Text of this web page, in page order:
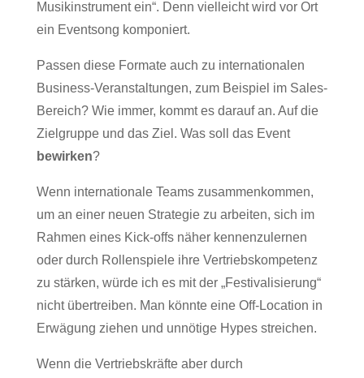
Musikinstrument ein“. Denn vielleicht wird vor Ort
ein Eventsong komponiert.
Passen diese Formate auch zu internationalen
Business-Veranstaltungen, zum Beispiel im Sales-
Bereich? Wie immer, kommt es darauf an. Auf die
Zielgruppe und das Ziel. Was soll das Event
bewirken?
Wenn internationale Teams zusammenkommen,
um an einer neuen Strategie zu arbeiten, sich im
Rahmen eines Kick-offs näher kennenzulernen
oder durch Rollenspiele ihre Vertriebskompetenz
zu stärken, würde ich es mit der „Festivalisierung“
nicht übertreiben. Man könnte eine Off-Location in
Erwägung ziehen und unnötige Hypes streichen.
Wenn die Vertriebskräfte aber durch